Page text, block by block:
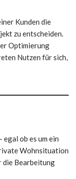
Kunden die
zu entscheiden.
Optimierung
Nutzen für sich,
ob es um ein
Wohnsituation
die Bearbeitung